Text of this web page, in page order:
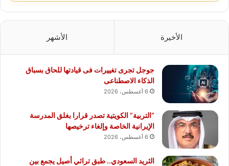
الأخيرة الأشهر
جوجل تجرى تغييرات فى قيادتها للحاق بسباق
الذكاء الاصطناعى
6 أغسطس، 2026
“التربية” الكويتية تصدر قرارا بغلق المدرسة
الإيرانية الخاصة وإلغاء ترخيصها
6 أغسطس، 2026
الثريد السعودي.. طبق تراثي أصيل يجمع بين